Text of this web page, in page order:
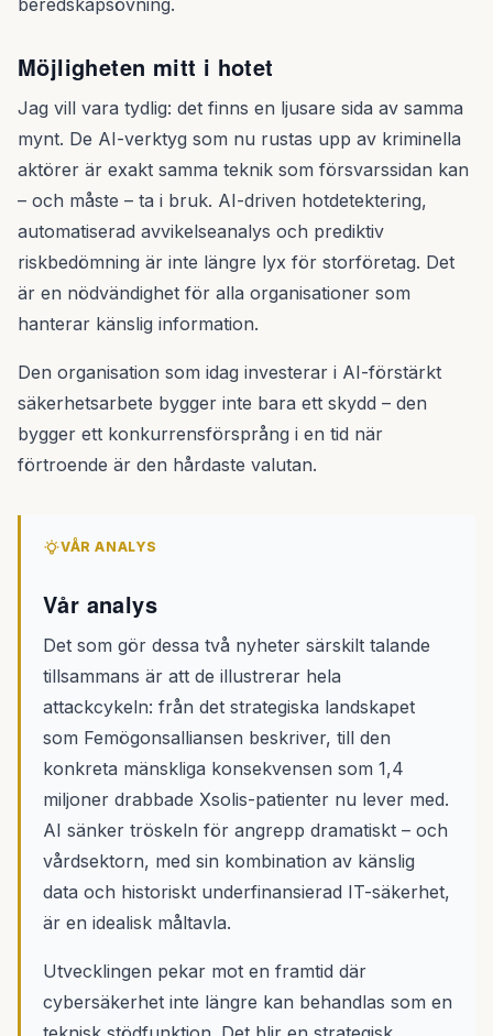
beredskapsövning.
Möjligheten mitt i hotet
Jag vill vara tydlig: det finns en ljusare sida av samma
mynt. De AI-verktyg som nu rustas upp av kriminella
aktörer är exakt samma teknik som försvarssidan kan
– och måste – ta i bruk. AI-driven hotdetektering,
automatiserad avvikelseanalys och prediktiv
riskbedömning är inte längre lyx för storföretag. Det
är en nödvändighet för alla organisationer som
hanterar känslig information.
Den organisation som idag investerar i AI-förstärkt
säkerhetsarbete bygger inte bara ett skydd – den
bygger ett konkurrensförsprång i en tid när
förtroende är den hårdaste valutan.
VÅR ANALYS
Vår analys
Det som gör dessa två nyheter särskilt talande
tillsammans är att de illustrerar hela
attackcykeln: från det strategiska landskapet
som Femögonsalliansen beskriver, till den
konkreta mänskliga konsekvensen som 1,4
miljoner drabbade Xsolis-patienter nu lever med.
AI sänker tröskeln för angrepp dramatiskt – och
vårdsektorn, med sin kombination av känslig
data och historiskt underfinansierad IT-säkerhet,
är en idealisk måltavla.
Utvecklingen pekar mot en framtid där
cybersäkerhet inte längre kan behandlas som en